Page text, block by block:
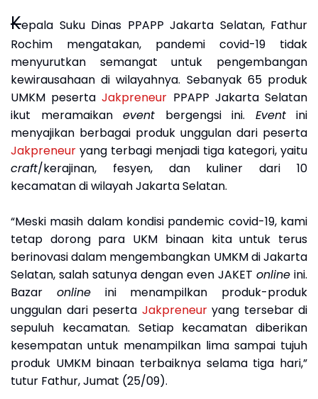
Kepala Suku Dinas PPAPP Jakarta Selatan, Fathur
Rochim mengatakan, pandemi covid-19 tidak
menyurutkan semangat untuk pengembangan
kewirausahaan di wilayahnya. Sebanyak 65 produk
UMKM pesertaJakpreneur PPAPP Jakarta Selatan
ikut meramaikan event bergengsi ini. Eventini
menyajikan berbagai produk unggulan dari peserta
Jakpreneur yang terbagi menjadi tiga kategori, yaitu
craft/kerajinan, fesyen, dan kuliner dari 10
kecamatan di wilayah Jakarta Selatan.
“Meski masih dalam kondisi pandemic covid-19, kami
tetap dorong para UKM binaan kita untuk terus
berinovasi dalam mengembangkan UMKM di Jakarta
Selatan, salah satunya dengan even JAKET online ini.
Bazar onlineini menampilkan produk-produk
unggulan dari peserta Jakpreneur yang tersebar di
sepuluh kecamatan. Setiap kecamatan diberikan
kesempatan untuk menampilkan lima sampai tujuh
produk UMKM binaan terbaiknya selama tiga hari,”
tutur Fathur, Jumat (25/09).